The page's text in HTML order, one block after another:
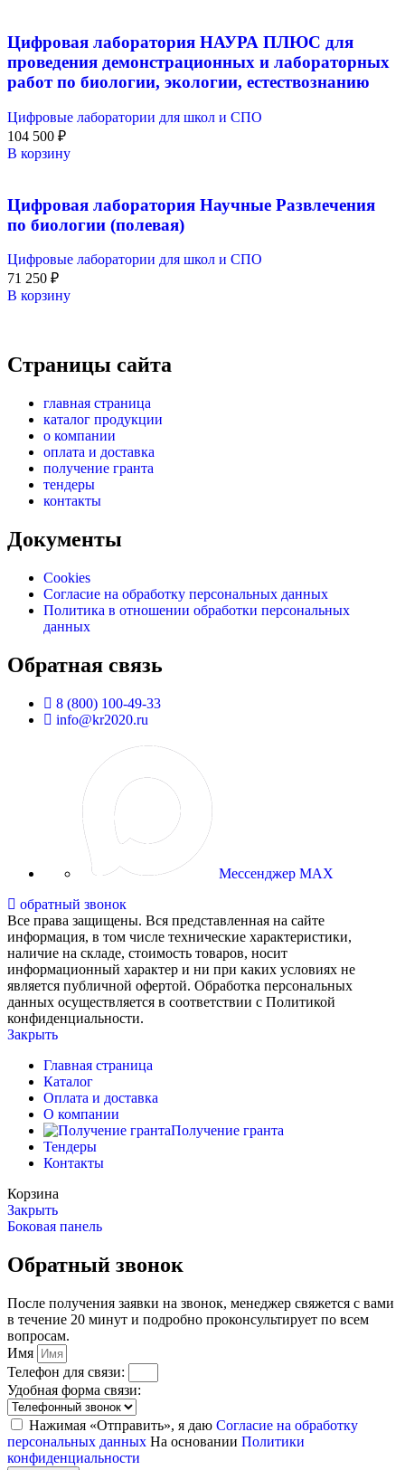
Цифровая лаборатория НАУРА ПЛЮС для
проведения демонстрационных и лабораторных
работ по биологии, экологии, естествознанию
Цифровые лаборатории для школ и СПО
104 500 ₽
В корзину
Цифровая лаборатория Научные Развлечения
по биологии (полевая)
Цифровые лаборатории для школ и СПО
71 250 ₽
В корзину
Страницы сайта
главная страница
каталог продукции
о компании
оплата и доставка
получение гранта
тендеры
контакты
Документы
Cookies
Согласие на обработку персональных данных
Политика в отношении обработки персональных
данных
Обратная связь
8 (800) 100-49-33
info@kr2020.ru
Мессенджер MAX
обратный звонок
Все права защищены. Вся представленная на сайте
информация, в том числе технические характеристики,
наличие на складе, стоимость товаров, носит
информационный характер и ни при каких условиях не
является публичной офертой. Обработка персональных
данных осуществляется в соответствии с Политикой
конфиденциальности.
Закрыть
Главная страница
Каталог
Оплата и доставка
О компании
Получение гранта
Тендеры
Контакты
Корзина
Закрыть
Боковая панель
Обратный звонок
После получения заявки на звонок, менеджер свяжется с вами
в течение 20 минут и подробно проконсультирует по всем
вопросам.
Имя
Телефон для связи:
Удобная форма связи:
Нажимая «Отправить», я даю Согласие на обработку
персональных данных На основании Политики
конфиденциальности